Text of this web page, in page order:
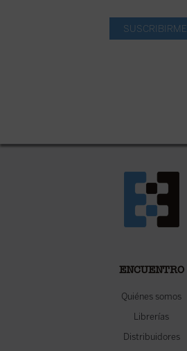
SUSCRIBIRME
ENCUENTRO
Quiénes somos
Librerías
Distribuidores